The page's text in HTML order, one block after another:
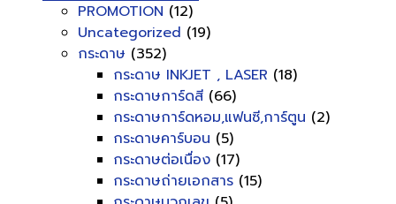
PROMOTION (12)
Uncategorized (19)
กระดาษ (352)
กระดาษ INKJET , LASER (18)
กระดาษการ์ดสี (66)
กระดาษการ์ดหอม,แฟนซี,การ์ตูน (2)
กระดาษคาร์บอน (5)
กระดาษต่อเนื่อง (17)
กระดาษถ่ายเอกสาร (15)